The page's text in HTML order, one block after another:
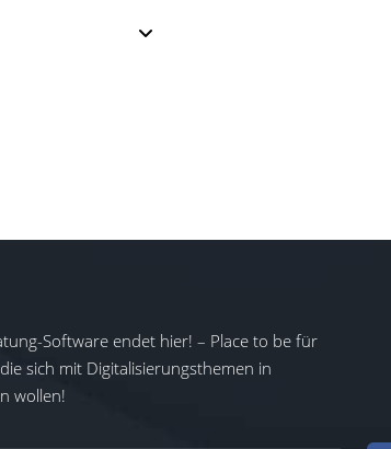
Software endet hier! – Place to be für
sich mit Digitalisierungsthemen in
wollen!